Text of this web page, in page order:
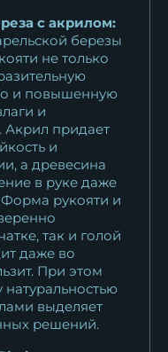
с акрилом:
березы
не только
и повышенную
и
Акрил придает
и
а древесина
в руке даже
Форма рукояти и
так и голой
даже во
При этом
выделяет
решений.